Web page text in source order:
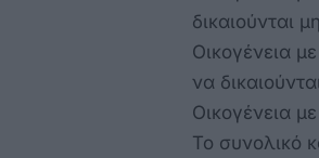
δικαιούνται
Οικογένεια
να
Οικογένεια
Το συνολικό